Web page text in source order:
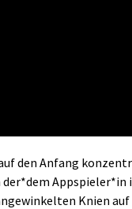
den Anfang
Knien auf